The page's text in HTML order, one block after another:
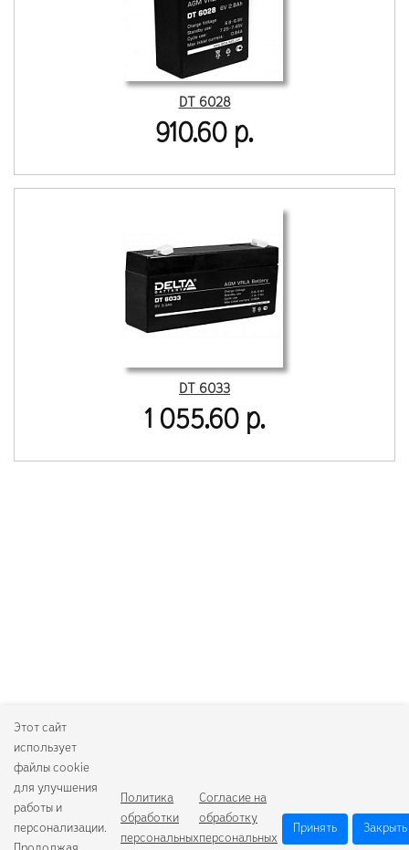
DT 6028
910.60 р.
DT 6033
1 055.60 р.
Этот сайт
использует
файлы cookie
для улучшения
работы и
персонализации.
Политика
обработки
персональных
Согласие на
обработку
персональных
Принять Закрыть